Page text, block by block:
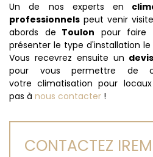
Un de nos experts en
professionnels peut venir
abords de Toulon pour faire
présenter le type d'installation
Vous recevrez ensuite un
pour vous permettre de
votre climatisation pour locaux
pas à nous contacter !
CONTACTEZ